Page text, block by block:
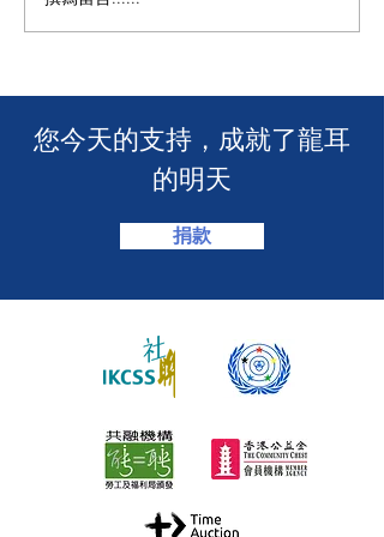
耳為葵盛西邨消防安全簡
​您今天的支持，成就了龍耳
的明天
捐款